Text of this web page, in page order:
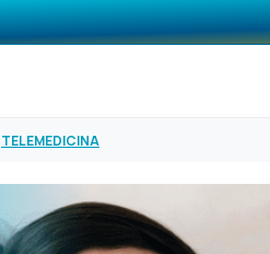
O PASA Planos
TELEMEDICINA